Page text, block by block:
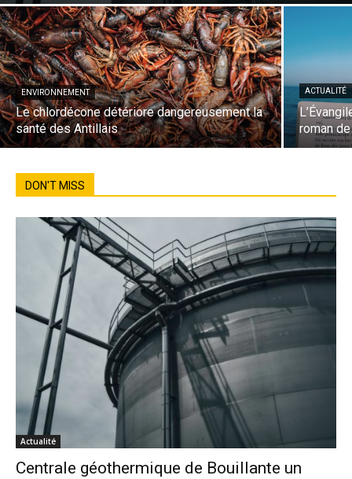
ENVIRONNEMENT
Le chlordécone détériore dangereusement la
santé des Antillais
ACTUALITÉ
roman
DON'T MISS
Actualité
Centrale géothermique de Bouillante un